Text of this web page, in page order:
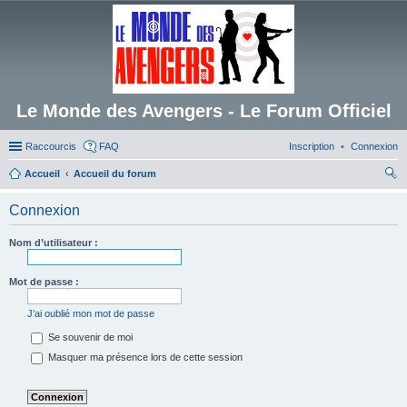
Le Monde des Avengers - Le Forum Officiel
Raccourcis FAQ Connexion
Inscription
Accueil
Accueil du forum
Connexion
Nom d’utilisateur :
Mot de passe :
J’ai oublié mon mot de passe
Se souvenir de moi
Masquer ma présence lors de cette session